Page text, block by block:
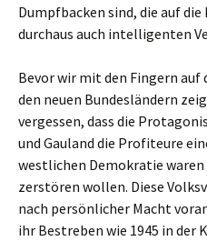
Dumpfbacken sind, die auf
durchaus auch intelligenten
Bevor wir mit den Fingern auf
den neuen Bundesländern
vergessen, dass die
und Gauland die Profiteure
westlichen Demokratie waren
zerstören wollen. Diese
nach persönlicher Macht
ihr Bestreben wie 1945 in der